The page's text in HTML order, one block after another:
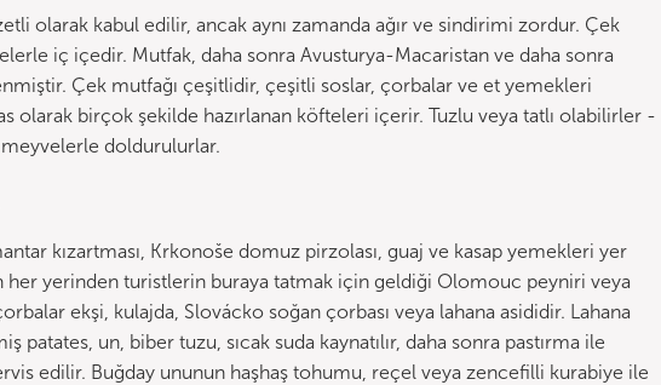
olarak kabul edilir, ancak aynı zamanda ağır ve sindirimi zordur. Çek
iç içedir. Mutfak, daha sonra Avusturya-Macaristan ve daha sonra
Çek mutfağı çeşitlidir, çeşitli soslar, çorbalar ve et yemekleri
olarak birçok şekilde hazırlanan köfteleri içerir. Tuzlu veya tatlı olabilirler -
doldurulurlar.
kızartması, Krkonoše domuz pirzolası, guaj ve kasap yemekleri yer
her yerinden turistlerin buraya tatmak için geldiği Olomouc peyniri veya
ekşi, kulajda, Slovácko soğan çorbası veya lahana asididir. Lahana
patates, un, biber tuzu, sıcak suda kaynatılır, daha sonra pastırma ile
edilir. Buğday ununun haşhaş tohumu, reçel veya zencefilli kurabiye ile